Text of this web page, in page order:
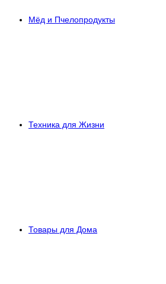
Мёд и Пчелопродукты
Техника для Жизни
Товары для Дома